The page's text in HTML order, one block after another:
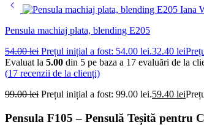
Pensula machiaj plata, blending E205
54.00lei Prețul inițial a fost: 54.00 lei.32.40 lei
Evaluat la 5.00 din 5 pe baza a 17 evaluări de la
(17 recenzii de la clienți)
99.00lei Prețul inițial a fost: 99.00 lei.59.40 lei
Pensula F105 – Pensulă Teșită pentru